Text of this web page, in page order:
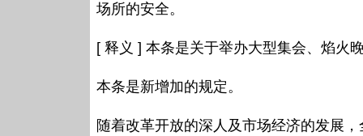
场所的安全。
[ 释义 ] 本条是关于举办大型集会、焰火
本条是新增加的规定。
随着改革开放的深人及市场经济的发展